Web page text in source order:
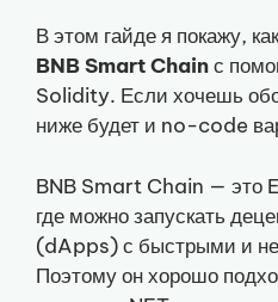
В этом гайде я покажу,
BNB Smart Chainс
Solidity. Если хочешь
ниже будет и no-code
BNB Smart Chain — это
где можно запускать
(dApps) с быстрыми и
Поэтому он хорошо